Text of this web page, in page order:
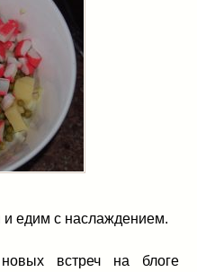
едим с наслаждением.
встреч на блоге